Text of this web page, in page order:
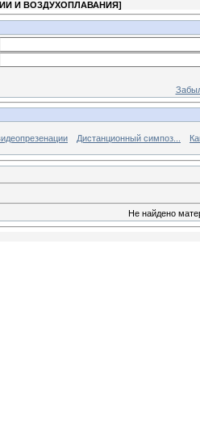
И ВОЗДУХОПЛАВАНИЯ]
Дистанционный симпоз...
Не найдено